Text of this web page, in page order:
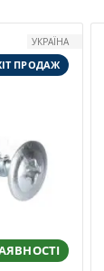
УКРАЇНА
ПРОДАЖ